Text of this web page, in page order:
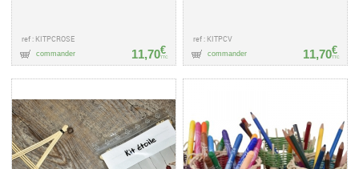
ref : KITPCROSE
11,70€
TTC
commander
ref : KITPCV
11,70€
TTC
commander